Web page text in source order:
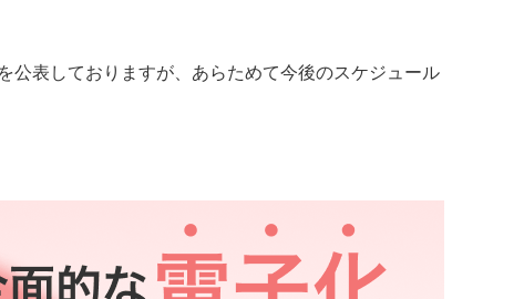
公表しておりますが、あらためて今後のスケジュール